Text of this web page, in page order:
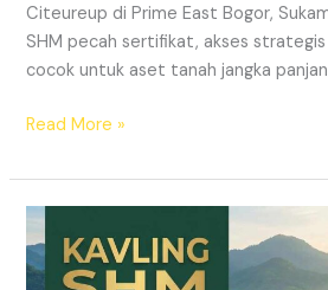
Citeureup di Prime East Bogor,
SHM pecah sertifikat, akses strategis
cocok untuk aset tanah jangka
Read More »
HARMONI
PRIME
EAST